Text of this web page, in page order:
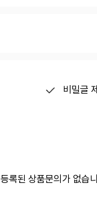
비밀글
등록된 상품문의가 없습